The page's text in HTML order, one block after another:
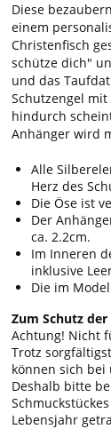
Diese
einem
Christenfisch
schütze dich"
und das
Schutzengel
hindurch
Anhänger wird
Alle
Herz des
Die Öse ist
Der
ca. 2.2cm.
Im Inneren
inklusive
Die im
Zum Schutz
Achtung! Nicht
Trotz
können sich bei
Deshalb bitte
Lebensjahr